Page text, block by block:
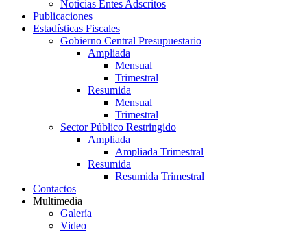
Noticias Entes Adscritos
Publicaciones
Estadísticas Fiscales
Gobierno Central Presupuestario
Ampliada
Mensual
Trimestral
Resumida
Mensual
Trimestral
Sector Público Restringido
Ampliada
Ampliada Trimestral
Resumida
Resumida Trimestral
Contactos
Multimedia
Galería
Video